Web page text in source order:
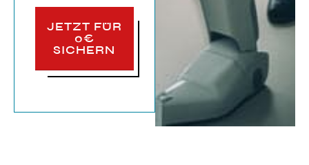
JETZT FÜR
0€
SICHERN